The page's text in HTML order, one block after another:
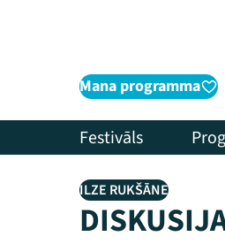
Mana programma
Festivāls
ILZE RUKŠĀNE